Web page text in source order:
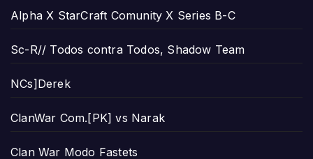
Alpha X StarCraft Comunity X Series B-C
Sc-R// Todos contra Todos, Shadow Team
NCs]Derek
ClanWar Com.[PK] vs Narak
Clan War Modo Fastets